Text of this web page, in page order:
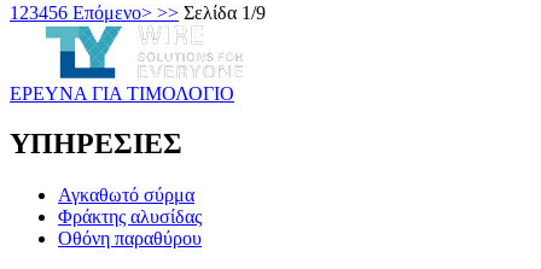
1 23456 Επόμενο> >> Σελίδα 1/9
ΕΡΕΥΝΑ ΓΙΑ ΤΙΜΟΛΟΓΙΟ
ΥΠΗΡΕΣΙΕΣ
Αγκαθωτό σύρμα
Φράκτης αλυσίδας
Οθόνη παραθύρου